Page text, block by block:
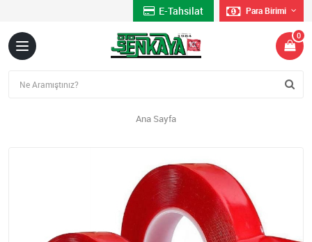
E-Tahsilat Para Birimi
0
Ana Sayfa